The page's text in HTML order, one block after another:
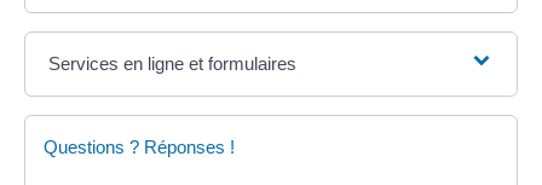
Services en ligne et formulaires
Questions ? Réponses !